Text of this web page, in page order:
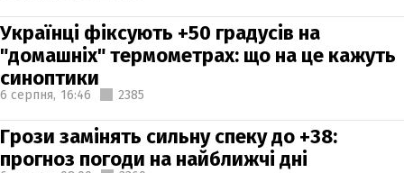
Українці фіксують +50 градусів на
"домашніх" термометрах: що на це кажуть
синоптики
6 серпня, 16:46 2385
Грози замінять сильну спеку до +38:
прогноз погоди на найближчі дні